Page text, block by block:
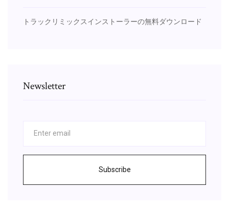
トラックリミックスインストーラーの無料ダウンロード
Newsletter
Subscribe